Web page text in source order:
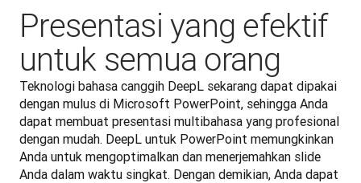
Presentasi yang efektif
untuk semua orang
Teknologi bahasa canggih DeepL sekarang dapat dipakai
dengan mulus di Microsoft PowerPoint, sehingga Anda
dapat membuat presentasi multibahasa yang profesional
dengan mudah. DeepL untuk PowerPoint memungkinkan
Anda untuk mengoptimalkan dan menerjemahkan slide
Anda dalam waktu singkat. Dengan demikian, Anda dapat